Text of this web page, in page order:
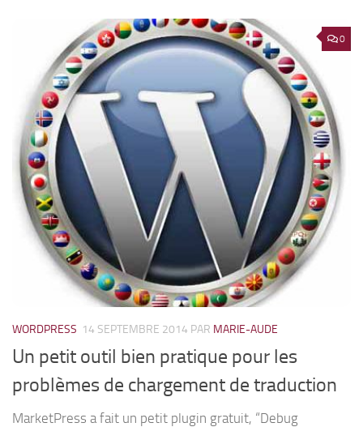
0
WORDPRESS 14 SEPTEMBRE 2014 PAR MARIE-AUDE
Un petit outil bien pratique pour les
problèmes de chargement de traduction
MarketPress a fait un petit plugin gratuit, “Debug